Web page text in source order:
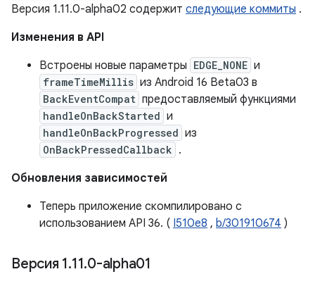
Версия 1.11.0-alpha02 содержит следующие коммиты .
Изменения в API
Встроены новые параметры EDGE_NONE и
frameTimeMillis из Android 16 Beta03 в
BackEventCompat предоставляемый функциями
handleOnBackStarted и
handleOnBackProgressed из
OnBackPressedCallback .
Обновления зависимостей
Теперь приложение скомпилировано с
использованием API 36. ( I510e8 , b/301910674 )
Версия 1.11.0-alpha01